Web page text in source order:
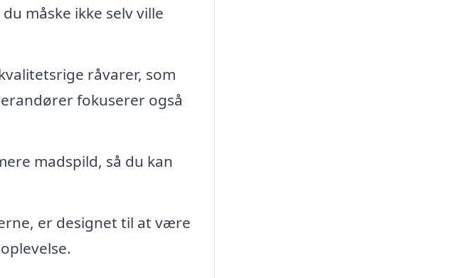
måske ikke selv ville
råvarer, som
fokuserer også
madspild, så du kan
er designet til at være